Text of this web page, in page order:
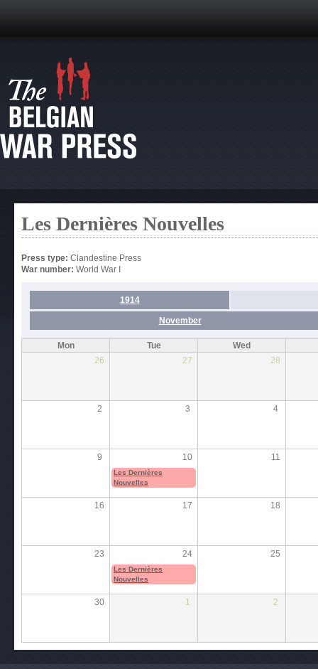
Les Dernières Nouvelles
Press type: Clandestine Press
War number: World War I
1914
November
Mon Tue
Wed
26
27 28
2 3 4
9 10 11
Les Dernières
Nouvelles
16 17 18
23 24 25
Les Dernières
Nouvelles
30 1 2